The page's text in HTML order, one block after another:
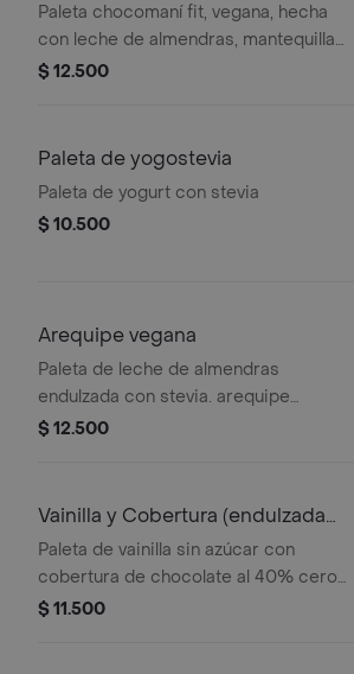
Paleta chocomaní fit, vegana, hecha
con leche de almendras, mantequilla
de maní sin azúcar , endulzado con
$ 12.500
Paleta de yogostevia
Paleta de yogurt con stevia
$ 10.500
Arequipe vegana
Paleta de leche de almendras
endulzada con stevia. arequipe
badem.
$ 12.500
Vainilla y Cobertura (endulzada
con Stev
Paleta de vainilla sin azúcar con
cobertura de chocolate al 40% cero
azúcar .
$ 11.500